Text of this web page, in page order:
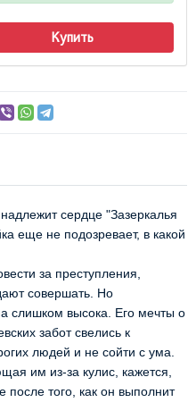
Купить
сердце "Зазеркалья
еще не подозревает, в какой
за преступления,
совершать. Но
слишком высока. Его мечты о
забот свелись к
людей и не сойти с ума.
им из-за кулис, кажется,
после того, как он выполнит